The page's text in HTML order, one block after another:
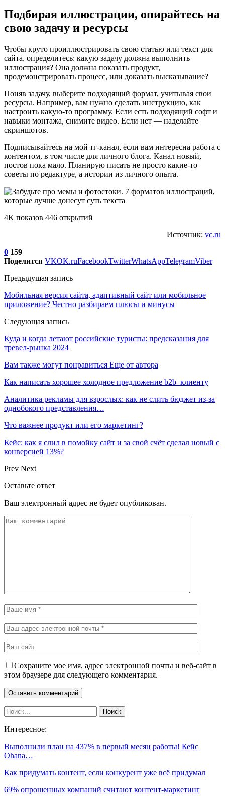
Подбирая иллюстрации, опирайтесь на
свою задачу и ресурсы
Чтобы круто проиллюстрировать свою статью или текст для
сайта, определитесь: какую задачу должна выполнить
иллюстрация? Она должна показать продукт,
продемонстрировать процесс, или доказать высказывание?
Поняв задачу, выберите подходящий формат, учитывая свои
ресурсы. Например, вам нужно сделать инструкцию, как
настроить какую-то программу. Если есть подходящий софт и
навыки монтажа, снимите видео. Если нет — наделайте
скриншотов.
Подписывайтесь на мой тг-канал, если вам интересна работа с
контентом, в том числе для личного блога. Канал новый,
постов пока мало. Планирую писать не просто какие-то
советы по редактуре, а истории из личного опыта.
4K показов 446 открытий
Источник: vc.ru
0 159
Поделится VKOK.ruFacebookTwitterWhatsAppTelegramViber
Предыдущая запись
Мобильная версия сайта, адаптивный сайт или мобильное
приложение? Честно разбираем плюсы и минусы
Следующая запись
Куда и когда летают российские туристы: предсказания для
тревел-рынка 2024
Вам также могут понравиться Еще от автора
Как написать хорошее холодное предложение b2b–клиенту
Аналитика рекламы для взрослых: как не слить бюджет из-за
однобокого представления…
Что важнее продукт или его маркетинг?
Кейс: как я слил в помойку сайт и за свой счёт сделал новый с
конверсией 13%?
Prev Next
Оставьте ответ
Ваш электронный адрес не будет опубликован.
Сохраните мое имя, адрес электронной почты и веб-сайт в
этом браузере для следующего комментария.
Интересное:
Выполнили план на 437% в первый месяц работы! Кейс
Ohana…
Как придумать контент, если конкурент уже всё придумал
69% опрошенных компаний считают контент-маркетинг